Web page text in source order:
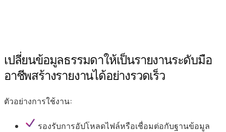
เปลี่ยนข้อมูลธรรมดาให้เป็นรายงานระดับมือ
อาชีพสร้างรายงานได้อย่างรวดเร็ว
ตัวอย่างการใช้งาน:
รองรับการอัปโหลดไฟล์หรือเชื่อมต่อกับฐานข้อมูล